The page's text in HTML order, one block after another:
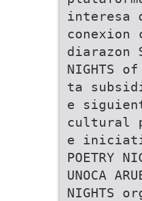
interesa
conexion
diarazon
NIGHTS
ta
e
cultural
e
POETRY
UNOCA
NIGHTS